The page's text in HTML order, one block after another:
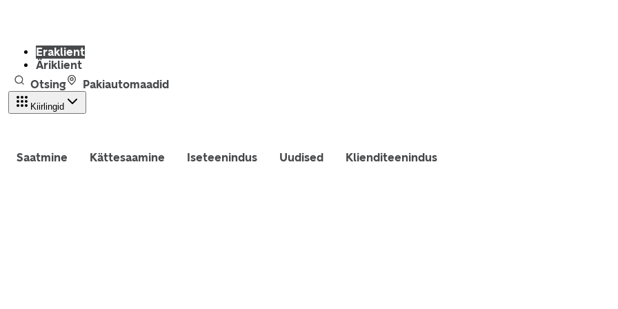
Eraklient
Äriklient
Otsing
Pakiautomaadid
Kiirlingid
Saatmine Kättesaamine Iseteenindus Uudised Klienditeenindus